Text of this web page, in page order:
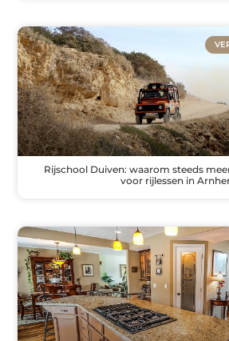
Rijschool Duiven: waarom steeds
voor rijlessen in